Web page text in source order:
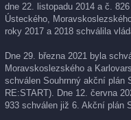
dne 22. listopadu 2014 a č.
Ústeckého,
roky 2017 a 2018 schválila
Dne 29. března 2021 byla
Moravskoslezského a
schválen Souhrnný akční plán
RE:START). Dne 12. června
933 schválen již 6. Akční plán